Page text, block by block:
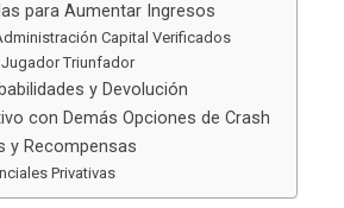
para Aumentar Ingresos
Capital Verificados
Triunfador
y Devolución
con Demás Opciones de Crash
y Recompensas
Privativas